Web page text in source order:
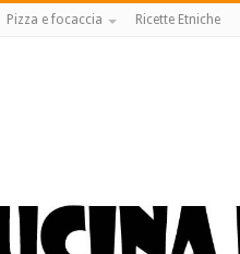
Pizza e focaccia Ricette Etniche